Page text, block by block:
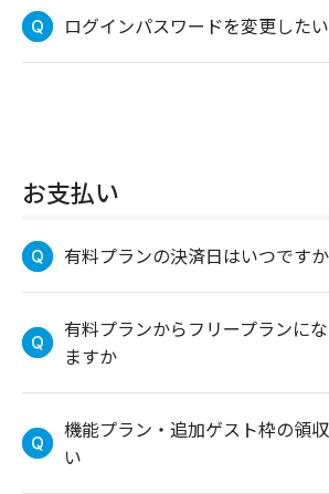
ログインパスワードを変更したい
お支払い
有料プランの決済日はいつですか
有料プランからフリープランに
ますか
機能プラン・追加ゲスト枠の領
い